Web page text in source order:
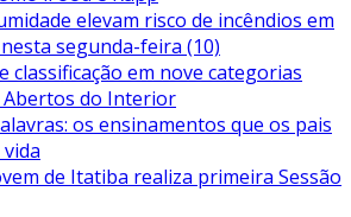
elevam risco de incêndios em
segunda-feira (10)
classificação em nove categorias
Abertos do Interior
os ensinamentos que os pais
de Itatiba realiza primeira Sessão